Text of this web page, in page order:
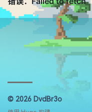
© 2026 DvdBr3o